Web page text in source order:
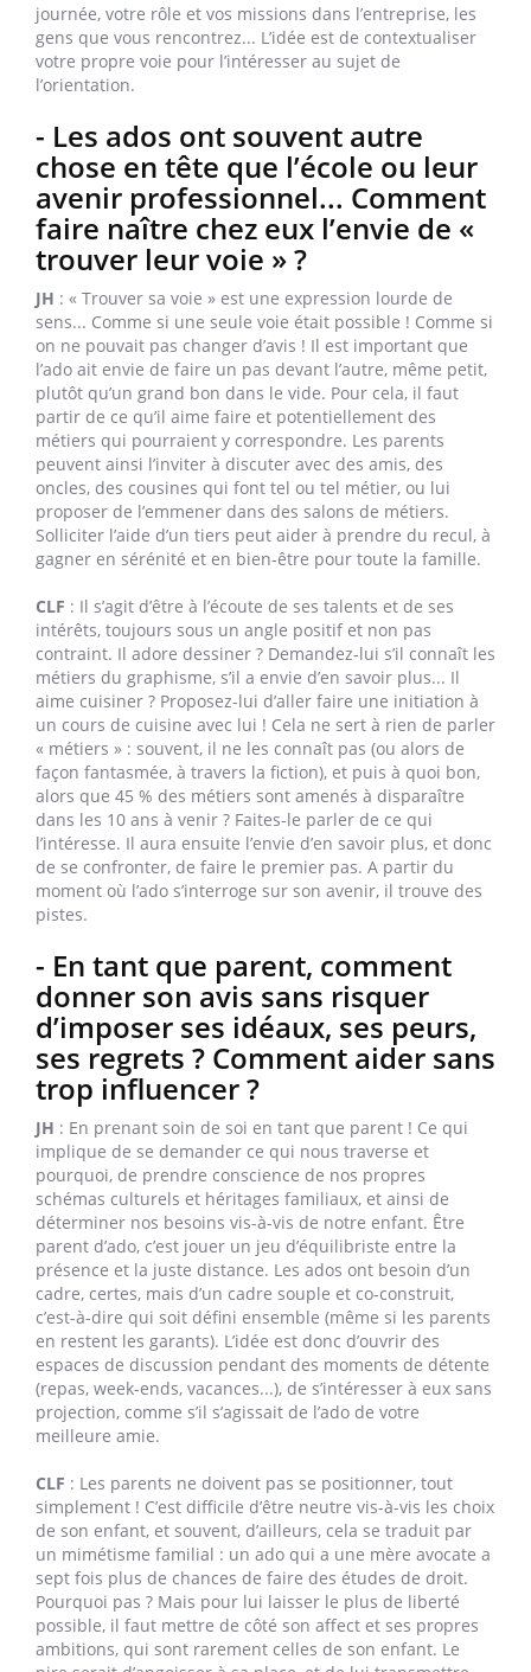
journée, votre rôle et vos missions dans l’entreprise, les
gens que vous rencontrez... L’idée est de contextualiser
votre propre voie pour l’intéresser au sujet de
l’orientation.
- Les ados ont souvent autre
chose en tête que l’école ou leur
avenir professionnel... Comment
faire naître chez eux l’envie de «
trouver leur voie » ?
JH : « Trouver sa voie » est une expression lourde de
sens... Comme si une seule voie était possible ! Comme si
on ne pouvait pas changer d’avis ! Il est important que
l’ado ait envie de faire un pas devant l’autre, même petit,
plutôt qu’un grand bon dans le vide. Pour cela, il faut
partir de ce qu’il aime faire et potentiellement des
métiers qui pourraient y correspondre. Les parents
peuvent ainsi l’inviter à discuter avec des amis, des
oncles, des cousines qui font tel ou tel métier, ou lui
proposer de l’emmener dans des salons de métiers.
Solliciter l’aide d’un tiers peut aider à prendre du recul, à
gagner en sérénité et en bien-être pour toute la famille.
CLF : Il s’agit d’être à l’écoute de ses talents et de ses
intérêts, toujours sous un angle positif et non pas
contraint. Il adore dessiner ? Demandez-lui s’il connaît les
métiers du graphisme, s’il a envie d’en savoir plus... Il
aime cuisiner ? Proposez-lui d’aller faire une initiation à
un cours de cuisine avec lui ! Cela ne sert à rien de parler
« métiers » : souvent, il ne les connaît pas (ou alors de
façon fantasmée, à travers la fiction), et puis à quoi bon,
alors que 45 % des métiers sont amenés à disparaître
dans les 10 ans à venir ? Faites-le parler de ce qui
l’intéresse. Il aura ensuite l’envie d’en savoir plus, et donc
de se confronter, de faire le premier pas. A partir du
moment où l’ado s’interroge sur son avenir, il trouve des
pistes.
- En tant que parent, comment
donner son avis sans risquer
d’imposer ses idéaux, ses peurs,
ses regrets ? Comment aider sans
trop influencer ?
JH : En prenant soin de soi en tant que parent ! Ce qui
implique de se demander ce qui nous traverse et
pourquoi, de prendre conscience de nos propres
schémas culturels et héritages familiaux, et ainsi de
déterminer nos besoins vis-à-vis de notre enfant. Être
parent d’ado, c’est jouer un jeu d’équilibriste entre la
présence et la juste distance. Les ados ont besoin d’un
cadre, certes, mais d’un cadre souple et co-construit,
c’est-à-dire qui soit défini ensemble (même si les parents
en restent les garants). L’idée est donc d’ouvrir des
espaces de discussion pendant des moments de détente
(repas, week-ends, vacances...), de s’intéresser à eux sans
projection, comme s’il s’agissait de l’ado de votre
meilleure amie.
CLF : Les parents ne doivent pas se positionner, tout
simplement ! C’est difficile d’être neutre vis-à-vis les choix
de son enfant, et souvent, d’ailleurs, cela se traduit par
un mimétisme familial : un ado qui a une mère avocate a
sept fois plus de chances de faire des études de droit.
Pourquoi pas ? Mais pour lui laisser le plus de liberté
possible, il faut mettre de côté son affect et ses propres
ambitions, qui sont rarement celles de son enfant. Le